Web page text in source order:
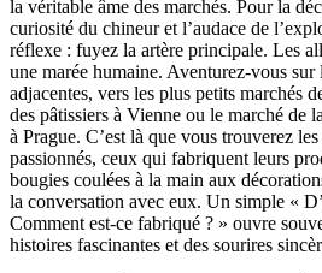
la véritable âme des marchés. Pour la
curiosité du chineur et l’audace de
réflexe : fuyez la artère principale. Les
une marée humaine. Aventurez-vous sur
adjacentes, vers les plus petits marchés
des pâtissiers à Vienne ou le marché de
à Prague. C’est là que vous trouverez
passionnés, ceux qui fabriquent leurs
bougies coulées à la main aux
la conversation avec eux. Un simple «
Comment est-ce fabriqué ? » ouvre
histoires fascinantes et des sourires